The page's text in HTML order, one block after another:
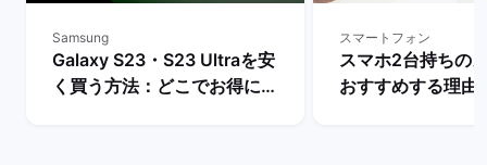
Samsung
Galaxy S23・S23 Ultraを安
く買う方法：どこでお得に購
スマートフォン
スマホ2台持ちの
おすすめする理由